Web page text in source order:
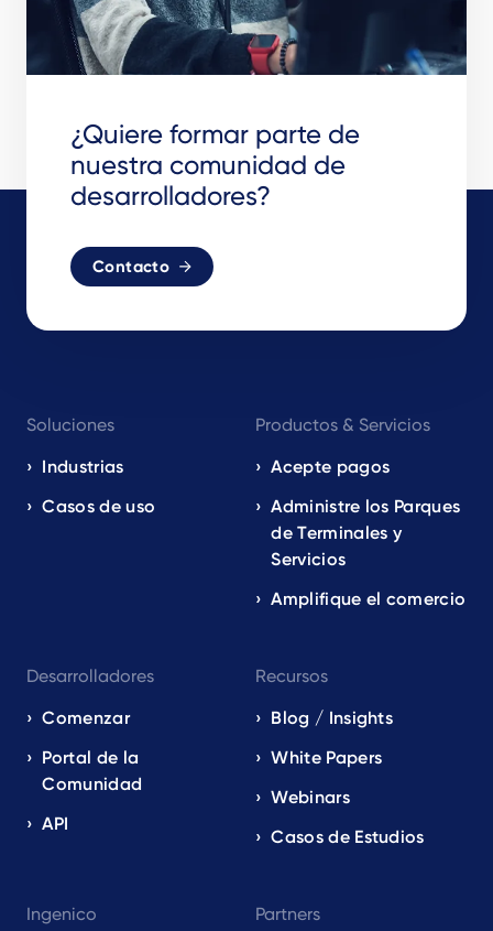
¿Quiere formar parte de
nuestra comunidad de
desarrolladores?
Contacto
navigation
EN
Soluciones
Industrias
Casos de uso
Productos & Servicios
Acepte pagos
Administre los Parques
de Terminales y
Servicios
Amplifique el comercio
Desarrolladores
Comenzar
Portal de la
Comunidad
API
Recursos
Blog / Insights
White Papers
Webinars
Casos de Estudios
Ingenico Partners